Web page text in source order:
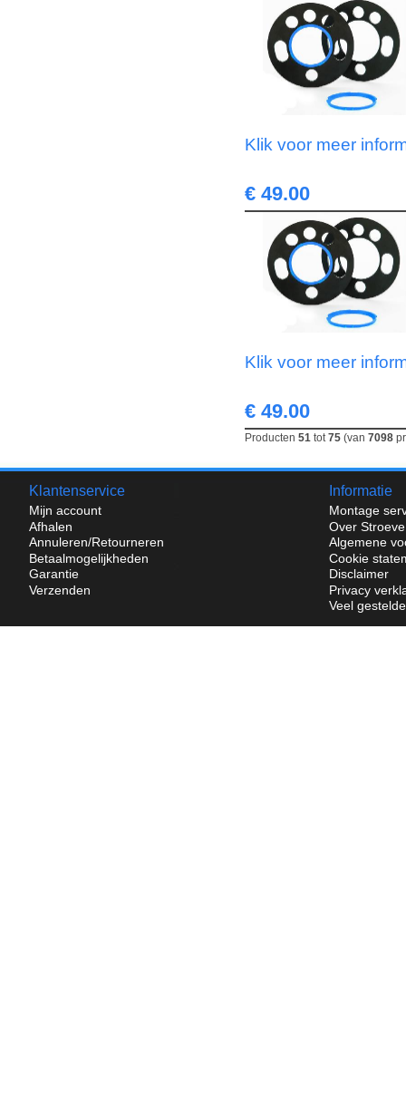
Klik voor meer
€ 49.00
Klik voor meer
€ 49.00
Producten 51 tot 75 (van 7098
Klantenservice
Mijn account
Afhalen
Annuleren/Retourneren
Betaalmogelijkheden
Garantie
Verzenden
Informatie
Montage
Over
Algemene
Cookie
Disclaimer
Privacy
Veel